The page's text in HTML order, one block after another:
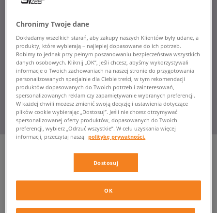
REEBOK CLUB C REVENGE
dziecięce, sneakersy
Chronimy Twoje dane
Dokładamy wszelkich starań, aby zakupy naszych Klientów były udane, a
produkty, które wybierają – najlepiej dopasowane do ich potrzeb.
Robimy to jednak przy pełnym poszanowaniu bezpieczeństwa wszystkich
danych osobowych. Kliknij „OK”, jeśli chcesz, abyśmy wykorzystywali
informacje o Twoich zachowaniach na naszej stronie do przygotowania
personalizowanych specjalnie dla Ciebie treści, w tym rekomendacji
produktów dopasowanych do Twoich potrzeb i zainteresowań,
spersonalizowanych reklam czy zapamiętywanie wybranych preferencji.
W każdej chwili możesz zmienić swoją decyzję i ustawienia dotyczące
plików cookie wybierając „Dostosuj”. Jeśli nie chcesz otrzymywać
spersonalizowanej oferty produktów, dopasowanych do Twoich
preferencji, wybierz „Odrzuć wszystkie”. W celu uzyskania więcej
informacji, przeczytaj naszą politykę prywatności.
Dostosuj
OK